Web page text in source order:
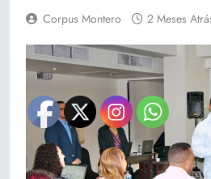
Corpus Montero 2 Meses